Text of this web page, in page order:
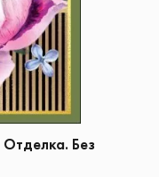
Без